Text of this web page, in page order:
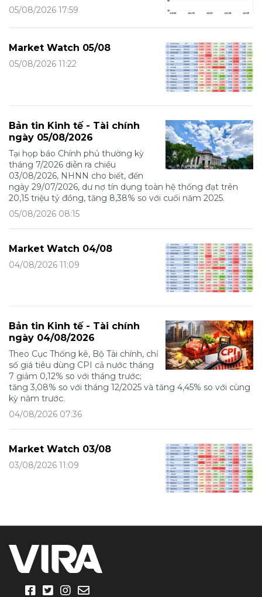
05/08/2026 17:59
Market Watch 05/08
05/08/2026 11:22
Bản tin Kinh tế - Tài chính
ngày 05/08/2026
Tại họp báo Chính phủ thường kỳ
tháng 7/2026 diễn ra chiều
03/08/2026, NHNN cho biết, đến
ngày 29/07/2026, dư nợ tín dụng toàn hệ thống đạt trên
20,15 triệu tỷ đồng, tăng 8,38% so với cuối năm 2025.
05/08/2026 08:15
Market Watch 04/08
04/08/2026 11:09
Bản tin Kinh tế - Tài chính
ngày 04/08/2026
Theo Cục Thống kê, Bộ Tài chính, chỉ
số giá tiêu dùng CPI cả nước tháng
7 giảm 0,12% so với tháng trước;
tăng 3,08% so với tháng 12/2025 và tăng 4,45% so với cùng
kỳ năm trước.
04/08/2026 07:36
Market Watch 03/08
03/08/2026 11:09